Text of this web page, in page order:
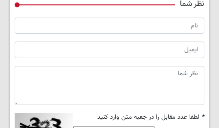
نظر شما
* لطفا عدد مقابل را در جعبه متن وارد کنید